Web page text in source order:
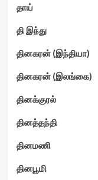
தாய்
தி இந்து
தினகரன் (இந்தியா)
தினகரன் (இலங்கை)
தினக்குரல்
தினத்தந்தி
தினமணி
தினபூமி